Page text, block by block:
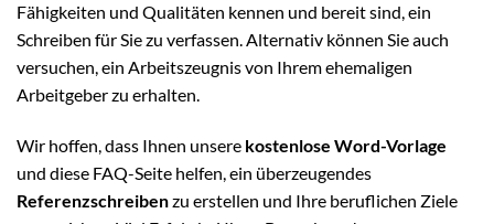
Fähigkeiten und Qualitäten kennen und bereit sind, ein
Schreiben für Sie zu verfassen. Alternativ können Sie auch
versuchen, ein Arbeitszeugnis von Ihrem ehemaligen
Arbeitgeber zu erhalten.
Wir hoffen, dass Ihnen unsere kostenlose Word-Vorlage
und diese FAQ-Seite helfen, ein überzeugendes
Referenzschreibenzu erstellen und Ihre beruflichen Ziele